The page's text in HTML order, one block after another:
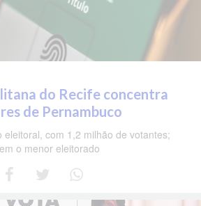
do Recife concentra
de Pernambuco
eleitoral, com 1,2 milhão de votantes;
o menor eleitorado